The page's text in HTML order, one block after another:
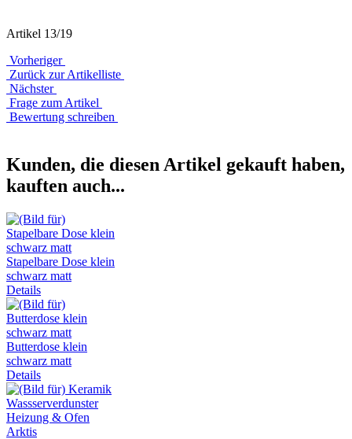
Artikel 13/19
Vorheriger
Zurück zur Artikelliste
Nächster
Frage zum Artikel
Bewertung schreiben
Kunden, die diesen Artikel gekauft haben,
kauften auch...
Stapelbare Dose klein
schwarz matt
Details
Butterdose klein
schwarz matt
Details